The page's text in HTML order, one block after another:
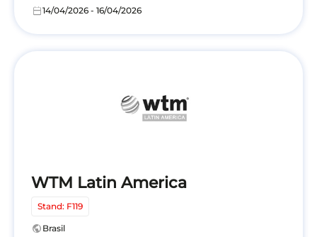
calendar_today14/04/2026 - 16/04/2026
WTM Latin America
Stand: F119
public Brasil